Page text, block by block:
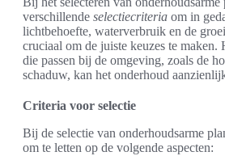
verschillende selectiecriteria om in
lichtbehoefte, waterverbruik en de
cruciaal om de juiste keuzes te maken.
die passen bij de omgeving, zoals de
schaduw, kan het onderhoud
Criteria voor selectie
Bij de selectie van onderhoudsarme
om te letten op de volgende aspecten: